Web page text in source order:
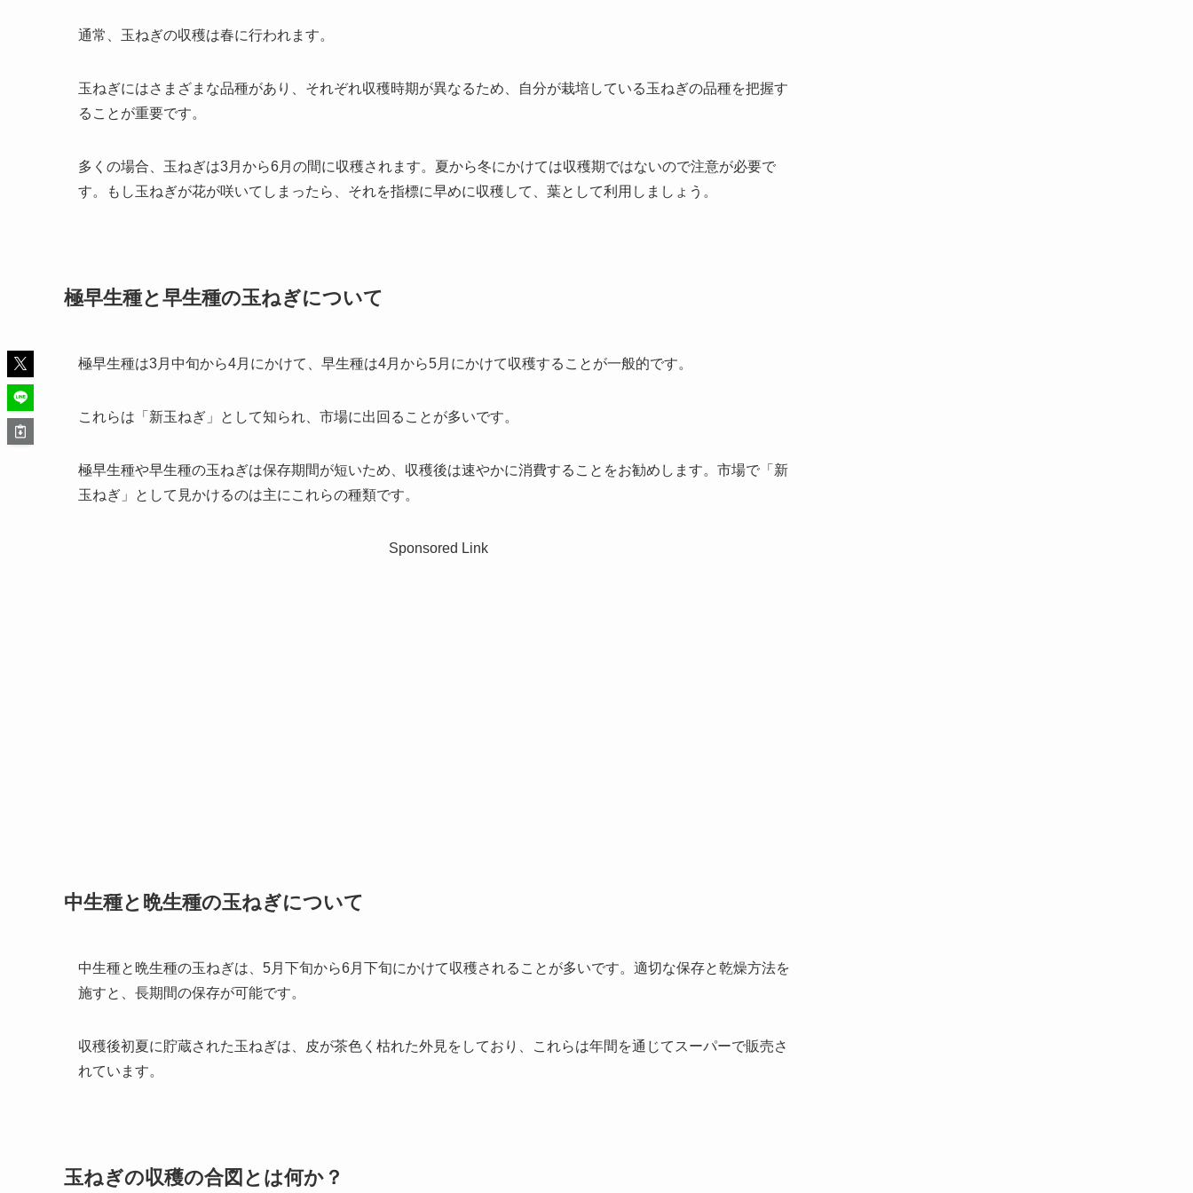
通常、玉ねぎの収穫は春に行われます。
玉ねぎにはさまざまな品種があり、それぞれ収穫時期が異なるため、自分が栽培している玉ねぎの品種を把握す
ることが重要です。
多くの場合、玉ねぎは3月から6月の間に収穫されます。夏から冬にかけては収穫期ではないので注意が必要で
す。もし玉ねぎが花が咲いてしまったら、それを指標に早めに収穫して、葉として利用しましょう。
極早生種と早生種の玉ねぎについて
極早生種は3月中旬から4月にかけて、早生種は4月から5月にかけて収穫することが一般的です。
これらは「新玉ねぎ」として知られ、市場に出回ることが多いです。
極早生種や早生種の玉ねぎは保存期間が短いため、収穫後は速やかに消費することをお勧めします。市場で「新
玉ねぎ」として見かけるのは主にこれらの種類です。
Sponsored Link
中生種と晩生種の玉ねぎについて
中生種と晩生種の玉ねぎは、5月下旬から6月下旬にかけて収穫されることが多いです。適切な保存と乾燥方法を
施すと、長期間の保存が可能です。
収穫後初夏に貯蔵された玉ねぎは、皮が茶色く枯れた外見をしており、これらは年間を通じてスーパーで販売さ
れています。
玉ねぎの収穫の合図とは何か？